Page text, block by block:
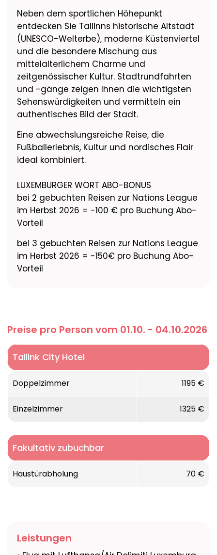
Neben dem sportlichen Höhepunkt
entdecken Sie Tallinns historische Altstadt
(UNESCO-Welterbe), moderne Küstenviertel
und die besondere Mischung aus
mittelalterlichem Charme und
zeitgenössischer Kultur. Stadtrundfahrten
und -gänge zeigen Ihnen die wichtigsten
Sehenswürdigkeiten und vermitteln ein
authentisches Bild der Stadt.
Eine abwechslungsreiche Reise, die
Fußballerlebnis, Kultur und nordisches Flair
ideal kombiniert.
LUXEMBURGER WORT ABO-BONUS
bei 2 gebuchten Reisen zur Nations League
im Herbst 2026 = -100 € pro Buchung Abo-
Vorteil
bei 3 gebuchten Reisen zur Nations League
im Herbst 2026 = -150€ pro Buchung Abo-
Vorteil
Preise pro Person vom 01.10. - 04.10.2026
Tallink City Hotel
Doppelzimmer 1195 €
Einzelzimmer 1325 €
Fakultativ zubuchbar
Haustürabholung 70 €
Leistungen